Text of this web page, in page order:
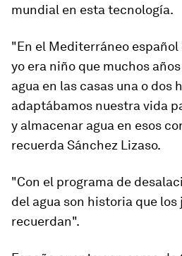
mundial en esta tecnología.
"En el Mediterráneo
yo era niño que muchos
agua en las casas una o dos
adaptábamos nuestra vida
y almacenar agua en esos
recuerda Sánchez Lizaso.
"Con el programa de
del agua son historia que los
recuerdan".